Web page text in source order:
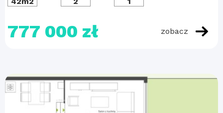
777 000 zł zobacz